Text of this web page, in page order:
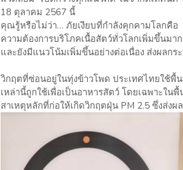
18 ตุลาคม 2567 นี้
คุณรู้หรือไม่ว่า… ภัยเงียบที่กำลังคุกคามโลกคือ
ความต้องการบริโภคเนื้อสัตว์ทั่วโลกเพิ่มขึ้นมา
และยังมีแนวโน้มเพิ่มขึ้นอย่างต่อเนื่อง ส่งผลกร
วิกฤตที่ซ่อนอยู่ในทุ่งข้าวโพด ประเทศไทยใช้พื้
เหล่านี้ถูกใช้เพื่อเป็นอาหารสัตว์ โดยเฉพาะใน
สาเหตุหลักที่ก่อให้เกิดวิกฤตฝุ่น PM 2.5 ซึ่งส่ง